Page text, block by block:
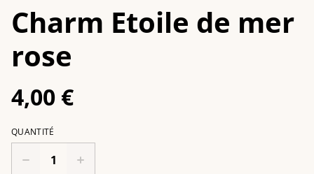
Charm Etoile de mer
rose
4,00 €
QUANTITÉ